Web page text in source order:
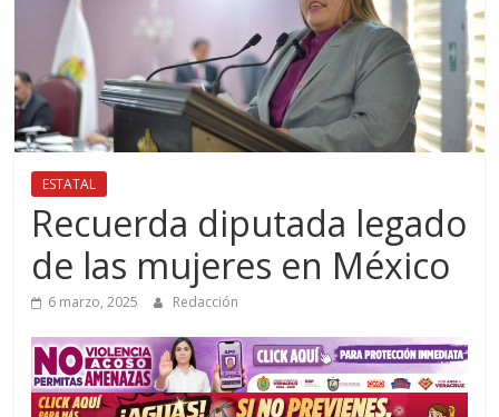
ESTATAL
Recuerda diputada legado
de las mujeres en México
6 marzo, 2025 Redacción